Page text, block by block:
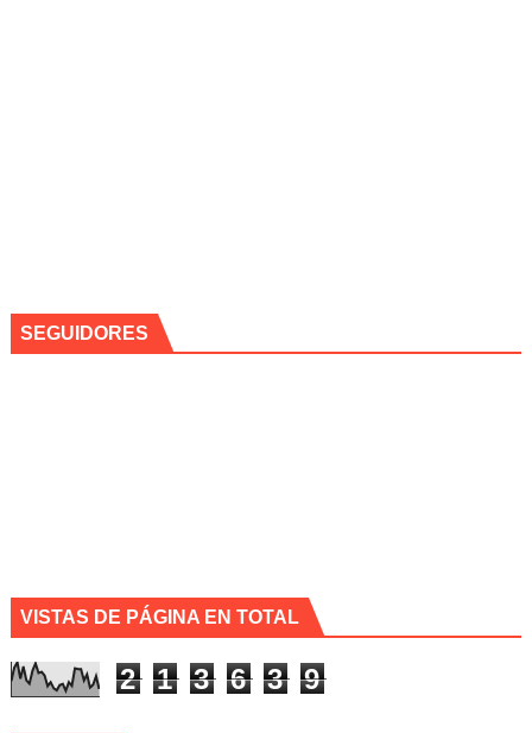
SEGUIDORES
VISTAS DE PÁGINA EN TOTAL
2 1 3 6 3 9